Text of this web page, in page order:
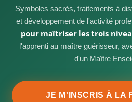
Symboles sacrés, traitements à
et développement de l'activité
pour maîtriser les trois
l'apprenti au maître guérisseur,
d'un Maître
JE M'INSCRIS À LA